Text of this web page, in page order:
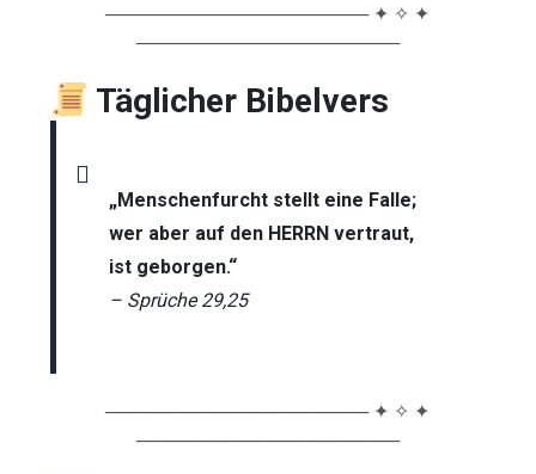
──────────────────── ✦ ✧ ✦
────────────────────
Täglicher Bibelvers
„Menschenfurcht stellt eine Falle;
wer aber auf den HERRN vertraut,
ist geborgen.“
– Sprüche 29,25
──────────────────── ✦ ✧ ✦
────────────────────